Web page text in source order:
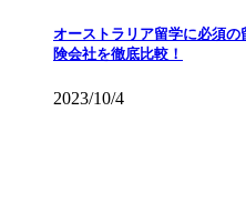
オーストラリア留学に必須
険会社を徹底比較！
2023/10/4